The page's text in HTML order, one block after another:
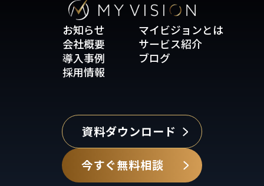
お知らせ
マイビジョンとは
会社概要
サービス紹介
導入事例
ブログ
採用情報
資料ダウンロード
今すぐ無料相談